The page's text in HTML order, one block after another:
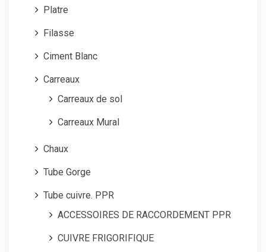
Platre
Filasse
Ciment Blanc
Carreaux
Carreaux de sol
Carreaux Mural
Chaux
Tube Gorge
Tube cuivre. PPR
ACCESSOIRES DE RACCORDEMENT PPR
CUIVRE FRIGORIFIQUE